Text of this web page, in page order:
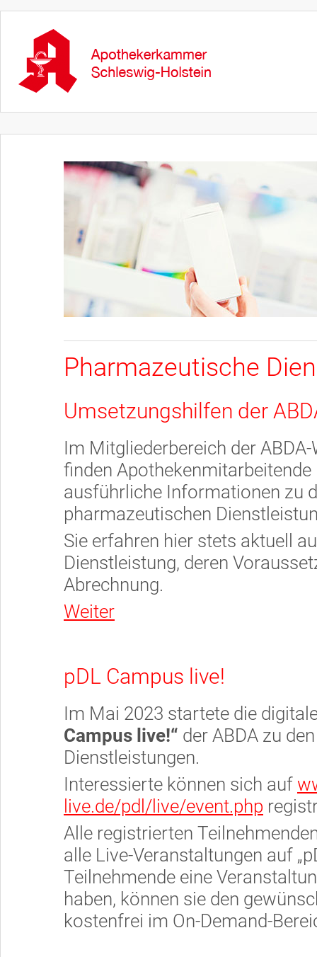
Pharmazeutische
Umsetzungshilfen der
Im Mitgliederbereich der ABDA-
finden Apothekenmitarbeitende
ausführliche Informationen zu
pharmazeutischen
Sie erfahren hier stets aktuell
Dienstleistung, deren
Abrechnung.
Weiter
pDL Campus live!
Im Mai 2023 startete die
Campus live!“ der ABDA zu
Dienstleistungen.
Interessierte können sich auf
live.de/pdl/live/event.php
Alle registrierten
alle Live-Veranstaltungen auf
Teilnehmende eine
haben, können sie den
kostenfrei im On-Demand-